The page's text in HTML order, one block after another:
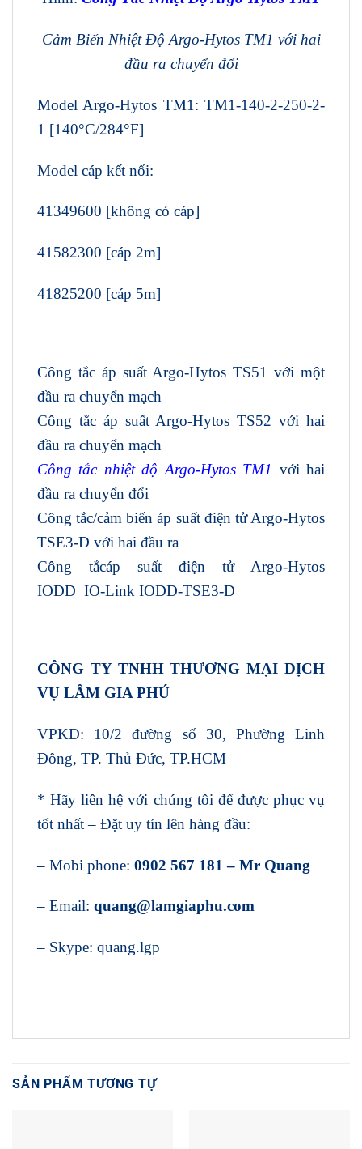
Cảm Biến Nhiệt Độ Argo-Hytos TM1 với hai
đầu ra chuyển đổi
Model Argo-Hytos TM1: TM1-140-2-250-2-
1 [140°C/284°F]
Model cáp kết nối:
41349600 [không có cáp]
41582300 [cáp 2m]
41825200 [cáp 5m]
Công tắc áp suất Argo-Hytos TS51 với một
đầu ra chuyển mạch
Công tắc áp suất Argo-Hytos TS52 với hai
đầu ra chuyển mạch
Công tắc nhiệt độ Argo-Hytos TM1 với hai
đầu ra chuyển đổi
Công tắc/cảm biến áp suất điện tử Argo-Hytos
TSE3-D với hai đầu ra
Công tắcáp suất điện tử Argo-Hytos
IODD_IO-Link IODD-TSE3-D
CÔNG TY TNHH THƯƠNG MẠI DỊCH
VỤ LÂM GIA PHÚ
VPKD: 10/2 đường số 30, Phường Linh
Đông, TP. Thủ Đức, TP.HCM
* Hãy liên hệ với chúng tôi để được phục vụ
tốt nhất – Đặt uy tín lên hàng đầu:
– Mobi phone: 0902 567 181 – Mr Quang
– Email: quang@lamgiaphu.com
– Skype: quang.lgp
SẢN PHẨM TƯƠNG TỰ